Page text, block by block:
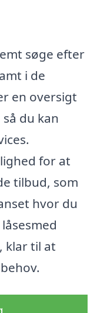
søge efter
i de
en oversigt
du kan
for at
tilbud, som
hvor du
klar til at